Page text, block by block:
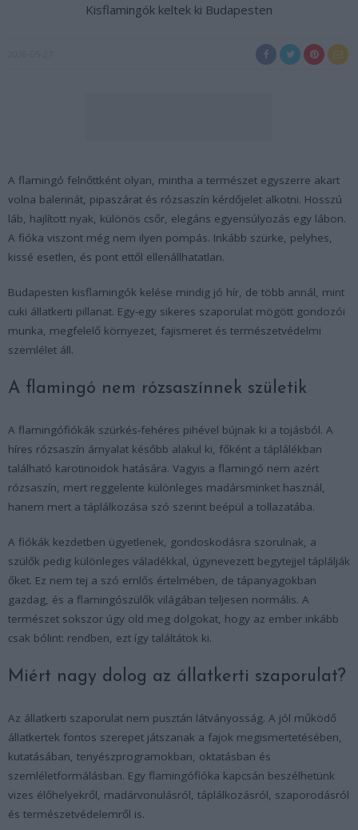
Kisflamingók keltek ki Budapesten
A flamingó felnőttként olyan, mintha a természet egyszerre akart
volna balerinát, pipaszárat és rózsaszín kérdőjelet alkotni. Hosszú
láb, hajlított nyak, különös csőr, elegáns egyensúlyozás egy lábon.
A fióka viszont még nem ilyen pompás. Inkább szürke, pelyhes,
kissé esetlen, és pont ettől ellenállhatatlan.
Budapesten kisflamingók kelése mindig jó hír, de több annál, mint
cuki állatkerti pillanat. Egy-egy sikeres szaporulat mögött gondozói
munka, megfelelő környezet, fajismeret és természetvédelmi
szemlélet áll.
A flamingó nem rózsaszínnek születik
A flamingófiókák szürkés-fehéres pihével bújnak ki a tojásból. A
híres rózsaszín árnyalat később alakul ki, főként a táplálékban
található karotinoidok hatására. Vagyis a flamingó nem azért
rózsaszín, mert reggelente különleges madársminket használ,
hanem mert a táplálkozása szó szerint beépül a tollazatába.
A fiókák kezdetben ügyetlenek, gondoskodásra szorulnak, a
szülők pedig különleges váladékkal, úgynevezett begytejjel táplálják
őket. Ez nem tej a szó emlős értelmében, de tápanyagokban
gazdag, és a flamingószülők világában teljesen normális. A
természet sokszor úgy old meg dolgokat, hogy az ember inkább
csak bólint: rendben, ezt így találtátok ki.
Miért nagy dolog az állatkerti szaporulat?
Az állatkerti szaporulat nem pusztán látványosság. A jól működő
állatkertek fontos szerepet játszanak a fajok megismertetésében,
kutatásában, tenyészprogramokban, oktatásban és
szemléletformálásban. Egy flamingófióka kapcsán beszélhetünk
vizes élőhelyekről, madárvonulásról, táplálkozásról, szaporodásról
és természetvédelemről is.